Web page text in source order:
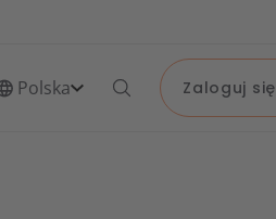
Polska Zaloguj się